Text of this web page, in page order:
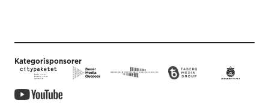
Kategorisponsorer